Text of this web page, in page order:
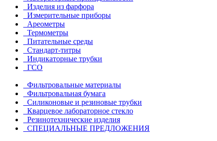
Изделия из фарфора
Измерительные приборы
Ареометры
Термометры
Питательные среды
Стандарт-титры
Индикаторные трубки
ГСО
Фильтровальные материалы
Фильтровальная бумага
Силиконовые и резиновые трубки
Кварцевое лабораторное стекло
Резинотехнические изделия
СПЕЦИАЛЬНЫЕ ПРЕДЛОЖЕНИЯ